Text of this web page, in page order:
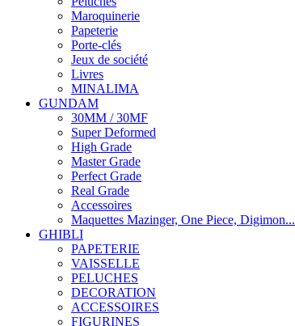
Maroquinerie
Papeterie
Porte-clés
Jeux de société
Livres
MINALIMA
GUNDAM
30MM / 30MF
Super Deformed
High Grade
Master Grade
Perfect Grade
Real Grade
Accessoires
Maquettes Mazinger, One Piece, Digimon...
GHIBLI
PAPETERIE
VAISSELLE
PELUCHES
DECORATION
ACCESSOIRES
FIGURINES